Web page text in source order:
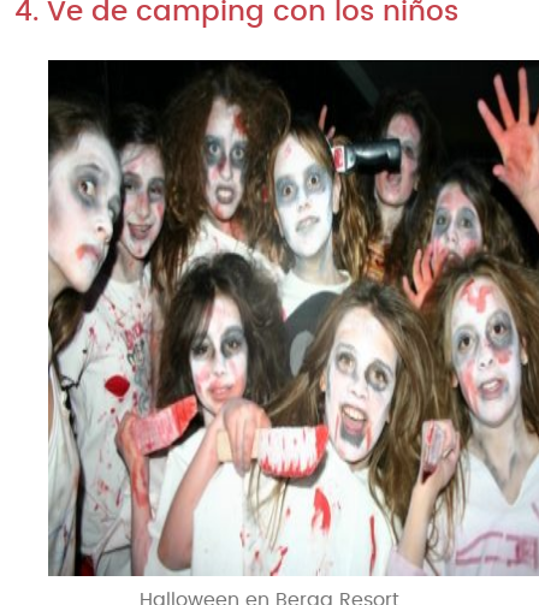
4. Ve de camping con los niños
Halloween en Berga Resort